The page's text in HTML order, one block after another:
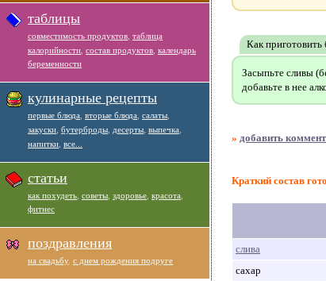
Как приготовить
Засыпьте сливы
добавьте в нее
» добавить
Краткий состав
слива
сахар
таблицы
совместимость продуктов таблица
калорийности состав продуктов календарь
беременности
кулинарные рецепты
первые блюда вторые блюда салаты
закуски бутерброды десерты выпечка
напитки все...
статьи
как похудеть советы здоровье красота
фитнес
поздравления
на свадьбу, с днем рождения подруге